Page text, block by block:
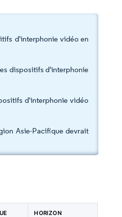
d'interphonie vidéo en
dispositifs d'interphonie
d'interphonie vidéo
Asie-Pacifique devrait
HORIZON